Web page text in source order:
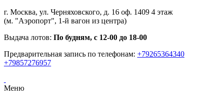
г. Москва, ул. Черняховского, д. 16 оф. 1409 4 этаж
(м. "Аэропорт", 1-й вагон из центра)
Выдача лотов: По будням, с 12-00 до 18-00
Предварительная запись по телефонам: +79265364340
+79857276957
Меню